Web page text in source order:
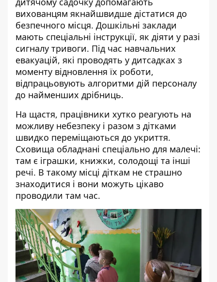
вихованцям якнайшвидше дістатися до
безпечного місця. Дошкільні заклади
мають спеціальні інструкції, як діяти у разі
сигналу тривоги. Під час навчальних
евакуацій, які проводять у дитсадках з
моменту відновлення їх роботи,
відпрацьовують алгоритми дій персоналу
до найменших дрібниць.
На щастя, працівники хутко реагують на
можливу небезпеку і разом з дітками
швидко переміщаються до укриття.
Сховища обладнані спеціально для малечі:
там є іграшки, книжки, солодощі та інші
речі. В такому місці діткам не страшно
знаходитися і вони можуть цікаво
проводили там час.